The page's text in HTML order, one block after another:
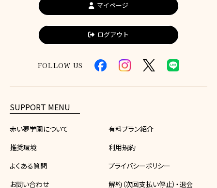
マイページ
ログアウト
FOLLOW US
SUPPORT MENU
赤い夢学園について
有料プラン紹介
推奨環境
利用規約
よくある質問
プライバシーポリシー
お問い合わせ
解約（次回支払い停止）・退会